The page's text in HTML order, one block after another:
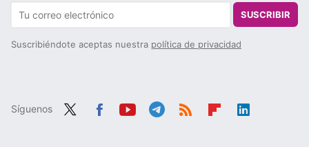
SUSCRIBIR
Suscribiéndote aceptas nuestra política de privacidad
Síguenos